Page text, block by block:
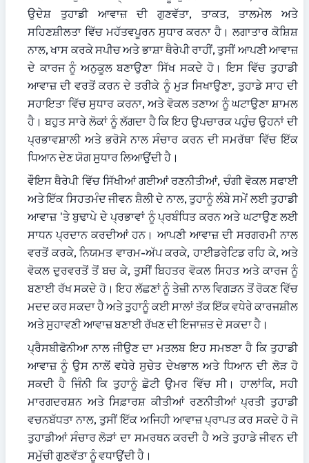
ਉਦੇਸ਼ ਤੁਹਾਡੀ ਆਵਾਜ਼ ਦੀ ਗੁਣਵੱਤਾ, ਤਾਕਤ, ਤਾਲਮੇਲ ਅਤੇ
ਸਹਿਣਸ਼ੀਲਤਾ ਵਿੱਚ ਮਹੱਤਵਪੂਰਨ ਸੁਧਾਰ ਕਰਨਾ ਹੈ। ਲਗਾਤਾਰ ਕੋਸ਼ਿਸ਼
ਨਾਲ, ਖਾਸ ਕਰਕੇ ਸਪੀਚ ਅਤੇ ਭਾਸ਼ਾ ਥੈਰੇਪੀ ਰਾਹੀਂ, ਤੁਸੀਂ ਆਪਣੀ ਆਵਾਜ਼
ਦੇ ਕਾਰਜ ਨੂੰ ਅਨੁਕੂਲ ਬਣਾਉਣਾ ਸਿੱਖ ਸਕਦੇ ਹੋ। ਇਸ ਵਿੱਚ ਤੁਹਾਡੀ
ਆਵਾਜ਼ ਦੀ ਵਰਤੋਂ ਕਰਨ ਦੇ ਤਰੀਕੇ ਨੂੰ ਮੁੜ ਸਿਖਾਉਣਾ, ਤੁਹਾਡੇ ਸਾਹ ਦੀ
ਸਹਾਇਤਾ ਵਿੱਚ ਸੁਧਾਰ ਕਰਨਾ, ਅਤੇ ਵੋਕਲ ਤਣਾਅ ਨੂੰ ਘਟਾਉਣਾ ਸ਼ਾਮਲ
ਹੈ। ਬਹੁਤ ਸਾਰੇ ਲੋਕਾਂ ਨੂੰ ਲੱਗਦਾ ਹੈ ਕਿ ਇਹ ਉਪਚਾਰਕ ਪਹੁੰਚ ਉਹਨਾਂ ਦੀ
ਪ੍ਰਭਾਵਸ਼ਾਲੀ ਅਤੇ ਭਰੋਸੇ ਨਾਲ ਸੰਚਾਰ ਕਰਨ ਦੀ ਸਮਰੱਥਾ ਵਿੱਚ ਇੱਕ
ਧਿਆਨ ਦੇਣ ਯੋਗ ਸੁਧਾਰ ਲਿਆਉਂਦੀ ਹੈ।
ਵੌਇਸ ਥੈਰੇਪੀ ਵਿੱਚ ਸਿੱਖੀਆਂ ਗਈਆਂ ਰਣਨੀਤੀਆਂ, ਚੰਗੀ ਵੋਕਲ ਸਫਾਈ
ਅਤੇ ਇੱਕ ਸਿਹਤਮੰਦ ਜੀਵਨ ਸ਼ੈਲੀ ਦੇ ਨਾਲ, ਤੁਹਾਨੂੰ ਲੰਬੇ ਸਮੇਂ ਲਈ ਤੁਹਾਡੀ
ਆਵਾਜ਼ 'ਤੇ ਬੁਢਾਪੇ ਦੇ ਪ੍ਰਭਾਵਾਂ ਨੂੰ ਪ੍ਰਬੰਧਿਤ ਕਰਨ ਅਤੇ ਘਟਾਉਣ ਲਈ
ਸਾਧਨ ਪ੍ਰਦਾਨ ਕਰਦੀਆਂ ਹਨ। ਆਪਣੀ ਆਵਾਜ਼ ਦੀ ਸਰਗਰਮੀ ਨਾਲ
ਵਰਤੋਂ ਕਰਕੇ, ਨਿਯਮਤ ਵਾਰਮ-ਅੱਪ ਕਰਕੇ, ਹਾਈਡਰੇਟਿਡ ਰਹਿ ਕੇ, ਅਤੇ
ਵੋਕਲ ਦੁਰਵਰਤੋਂ ਤੋਂ ਬਚ ਕੇ, ਤੁਸੀਂ ਬਿਹਤਰ ਵੋਕਲ ਸਿਹਤ ਅਤੇ ਕਾਰਜ ਨੂੰ
ਬਣਾਈ ਰੱਖ ਸਕਦੇ ਹੋ। ਇਹ ਲੱਛਣਾਂ ਨੂੰ ਤੇਜ਼ੀ ਨਾਲ ਵਿਗੜਨ ਤੋਂ ਰੋਕਣ ਵਿੱਚ
ਮਦਦ ਕਰ ਸਕਦਾ ਹੈ ਅਤੇ ਤੁਹਾਨੂੰ ਕਈ ਸਾਲਾਂ ਤੱਕ ਇੱਕ ਵਧੇਰੇ ਕਾਰਜਸ਼ੀਲ
ਅਤੇ ਸੁਹਾਵਣੀ ਆਵਾਜ਼ ਬਣਾਈ ਰੱਖਣ ਦੀ ਇਜਾਜ਼ਤ ਦੇ ਸਕਦਾ ਹੈ।
ਪ੍ਰੈਸਬੀਫੋਨੀਆ ਨਾਲ ਜੀਉਣ ਦਾ ਮਤਲਬ ਇਹ ਸਮਝਣਾ ਹੈ ਕਿ ਤੁਹਾਡੀ
ਆਵਾਜ਼ ਨੂੰ ਉਸ ਨਾਲੋਂ ਵਧੇਰੇ ਸੁਚੇਤ ਦੇਖਭਾਲ ਅਤੇ ਧਿਆਨ ਦੀ ਲੋੜ ਹੋ
ਸਕਦੀ ਹੈ ਜਿੰਨੀ ਕਿ ਤੁਹਾਨੂੰ ਛੋਟੀ ਉਮਰ ਵਿੱਚ ਸੀ। ਹਾਲਾਂਕਿ, ਸਹੀ
ਮਾਰਗਦਰਸ਼ਨ ਅਤੇ ਸਿਫ਼ਾਰਸ਼ ਕੀਤੀਆਂ ਰਣਨੀਤੀਆਂ ਪ੍ਰਤੀ ਤੁਹਾਡੀ
ਵਚਨਬੱਧਤਾ ਨਾਲ, ਤੁਸੀਂ ਇੱਕ ਅਜਿਹੀ ਆਵਾਜ਼ ਪ੍ਰਾਪਤ ਕਰ ਸਕਦੇ ਹੋ ਜੋ
ਤੁਹਾਡੀਆਂ ਸੰਚਾਰ ਲੋੜਾਂ ਦਾ ਸਮਰਥਨ ਕਰਦੀ ਹੈ ਅਤੇ ਤੁਹਾਡੇ ਜੀਵਨ ਦੀ
ਸਮੁੱਚੀ ਗੁਣਵੱਤਾ ਨੂੰ ਵਧਾਉਂਦੀ ਹੈ।